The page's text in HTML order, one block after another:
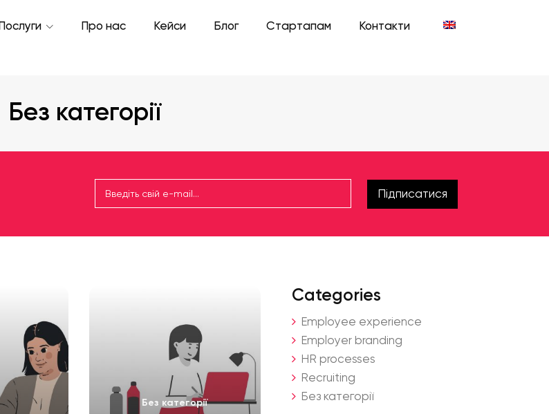
Послуги Про нас Кейси Блог Стартапам Контакти
Без категорії
Підписатися
Без категорії
Categories
Employee experience
Employer branding
HR processes
Recruiting
Без категорії